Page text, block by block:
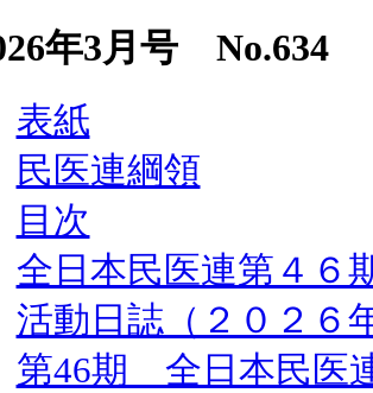
年3月号 No.634
表紙
民医連綱領
目次
全日本民医連第４
活動日誌（２０２６
第46期 全日本民医